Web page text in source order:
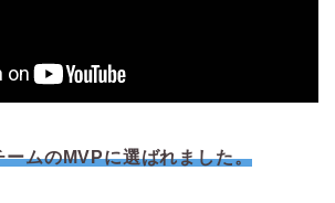
ムのMVPに選ばれました。